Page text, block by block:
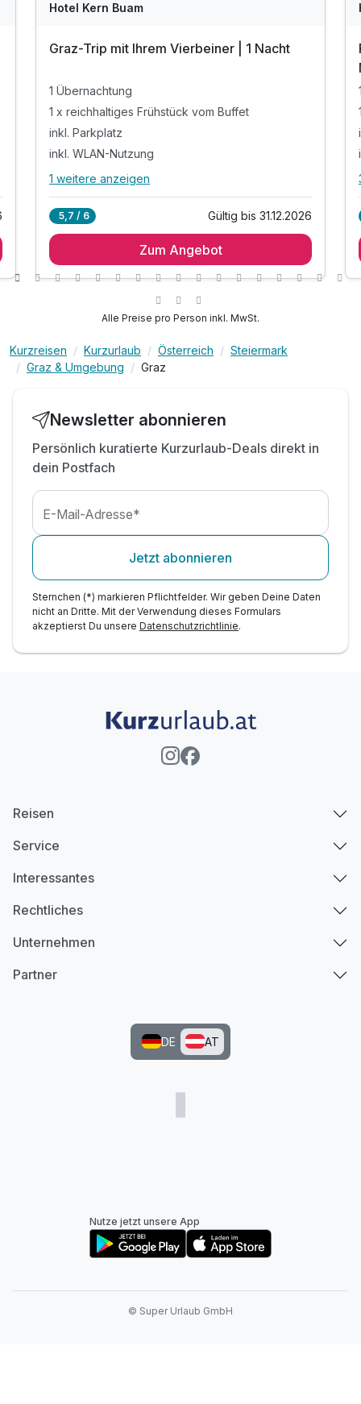
Hotel Kern Buam
Graz-Trip mit Ihrem Vierbeiner | 1 Nacht
1 Übernachtung
1 x reichhaltiges Frühstück vom Buffet
inkl. Parkplatz
inkl. WLAN-Nutzung
Alle Inklusivleistungen
1 x reichhaltiges Frühstück vom Buffet
inkl. Parkplatz
Kostenlose Übernachtung für Ihren Hund
1 weitere anzeigen
5,7 / 6 Gültig bis 31.12.2026
Zum Angebot
Alle Preise pro Person inkl. MwSt.
Kurzreisen Kurzurlaub Österreich
Steiermark
Graz & Umgebung
Graz
Newsletter abonnieren
Persönlich kuratierte Kurzurlaub-Deals direkt in
dein Postfach
E-Mail-Adresse*
Jetzt abonnieren
Sternchen (*) markieren Pflichtfelder. Wir geben Deine Daten
nicht an Dritte. Mit der Verwendung dieses Formulars
akzeptierst Du unsere Datenschutzrichtlinie.
Reisen
Service
Interessantes
Rechtliches
Unternehmen
Partner
DE AT
Nutze jetzt unsere App
© Super Urlaub GmbH